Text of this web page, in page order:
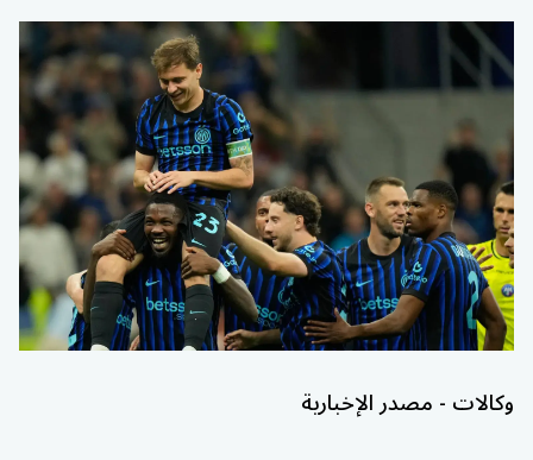
وكالات - مصدر الإخبارية